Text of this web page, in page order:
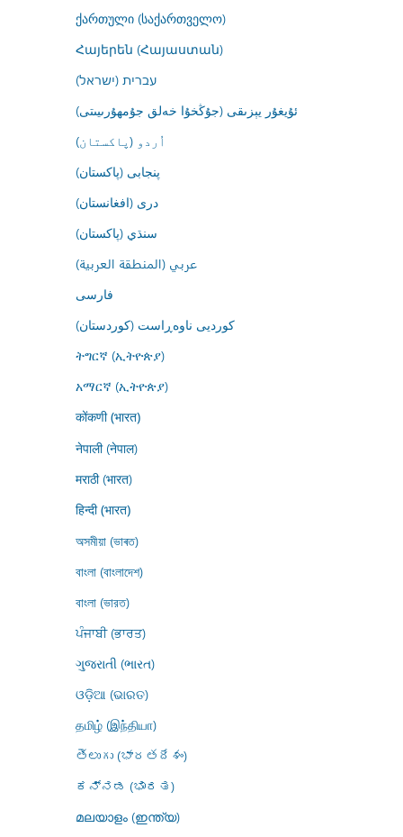
ქართული (საქართველო)
Հայերեն (Հայաստան)
עברית (ישראל)
ئۇيغۇر يېزىقى (جۇڭخۇا خەلق جۇمھۇرىيىتى)
اُردو (پاکستان)
پنجابی (پاکستان)
درى (افغانستان)
سنڌي (پاکستان)
عربي (المنطقة العربية)
فارسى
کوردیی ناوەڕاست (کوردستان)
ትግርኛ (ኢትዮጵያ)
አማርኛ (ኢትዮጵያ)
कोंकणी (भारत)
नेपाली (नेपाल)
मराठी (भारत)
हिन्दी (भारत)
অসমীয়া (ভাৰত)
বাংলা (বাংলাদেশ)
বাংলা (ভারত)
ਪੰਜਾਬੀ (ਭਾਰਤ)
ગુજરાતી (ભારત)
ଓଡ଼ିଆ (ଭାରତ)
தமிழ் (இந்தியா)
తెలుగు (భారతదేశం)
ಕನ್ನಡ (ಭಾರತ)
മലയാളം (ഇന്ത്യ)